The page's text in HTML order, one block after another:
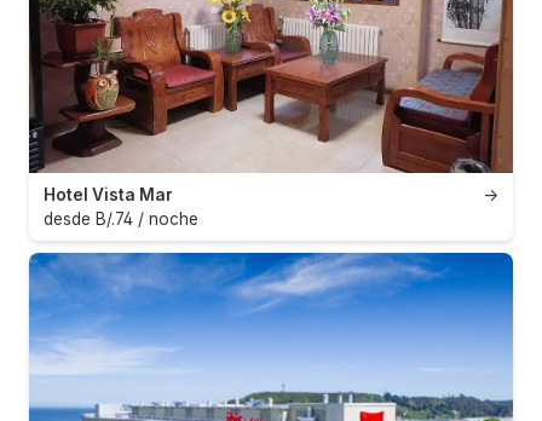
→
Hotel Vista Mar
desde B/.74 / noche